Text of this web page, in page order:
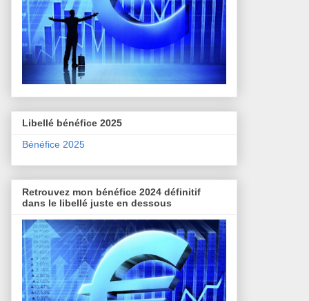
Libellé bénéfice 2025
Bénéfice 2025
Retrouvez mon bénéfice 2024 définitif
dans le libellé juste en dessous